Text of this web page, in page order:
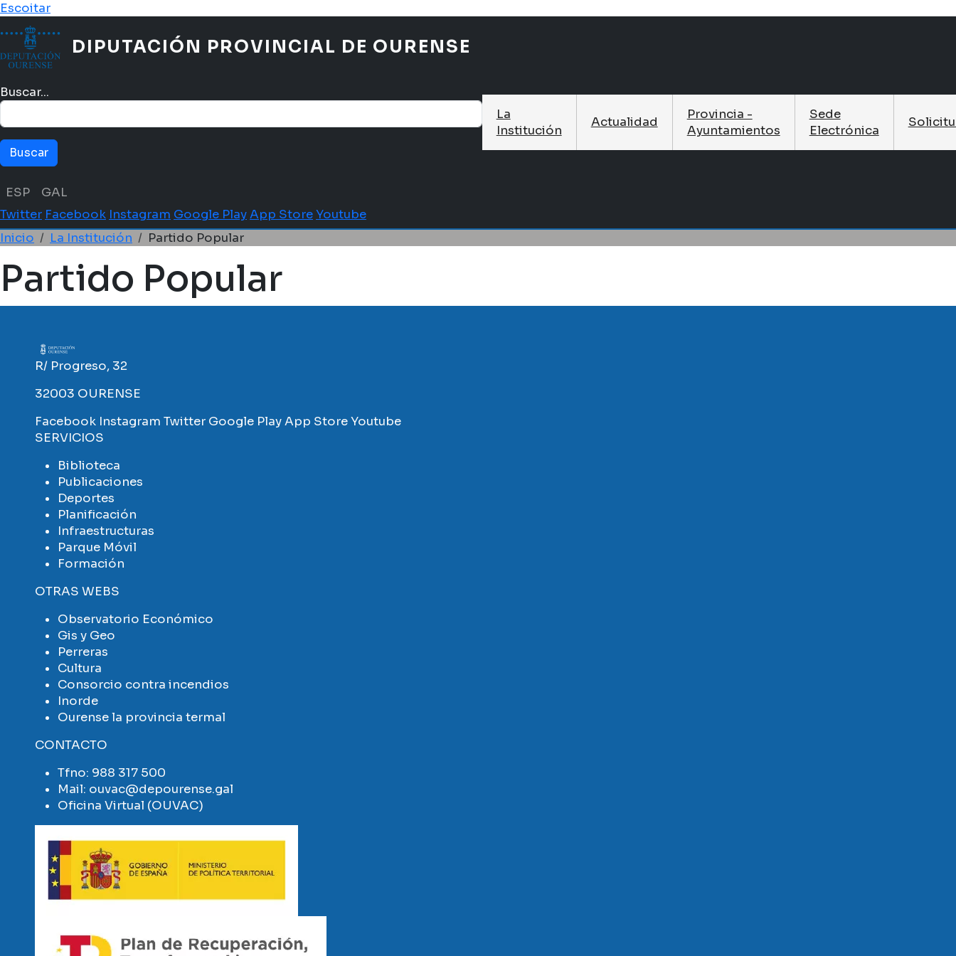
Pasar al contenido principal
Escoitar
DIPUTACIÓN PROVINCIAL DE OURENSE
Buscar...
Menú idioma
ESP
GAL
Twitter Facebook Instagram Google PlayApp StoreYoutube
La
Institución
Actualidad
Provincia -
Ayuntamientos
Sede
Electrónica
Ruta de navegación
Inicio La Institución Partido Popular
Partido Popular
Imaxe
R/ Progreso, 32
32003 OURENSE
Facebook Instagram Twitter Google PlayApp StoreYoutube
SERVICIOS
Biblioteca
Publicaciones
Deportes
Planificación
Infraestructuras
Parque Móvil
Formación
OTRAS WEBS
Observatorio Económico
Gis y Geo
Perreras
Cultura
Consorcio contra incendios
Inorde
Ourense la provincia termal
CONTACTO
Tfno: 988 317 500
Mail: ouvac@depourense.gal
Oficina Virtual (OUVAC)